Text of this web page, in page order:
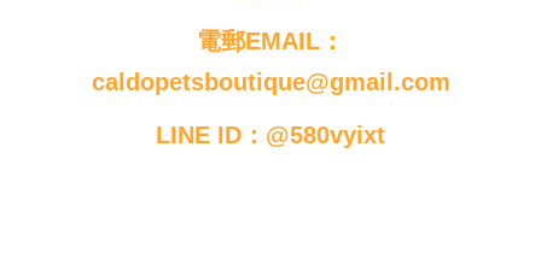
電郵EMAIL：
caldopetsboutique@gmail.com
LINE ID：@580vyixt